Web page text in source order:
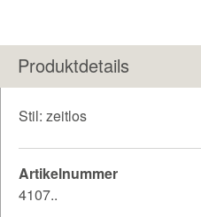
Produktdetails
Stil: zeitlos
Artikelnummer
4107..